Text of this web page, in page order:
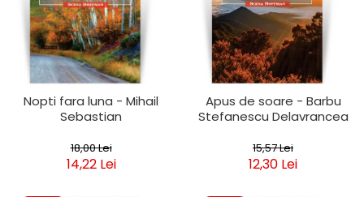
Nopti fara luna - Mihail
Sebastian
18,00 Lei
14,22 Lei
Apus de soare - Barbu
Stefanescu Delavrancea
15,57 Lei
12,30 Lei